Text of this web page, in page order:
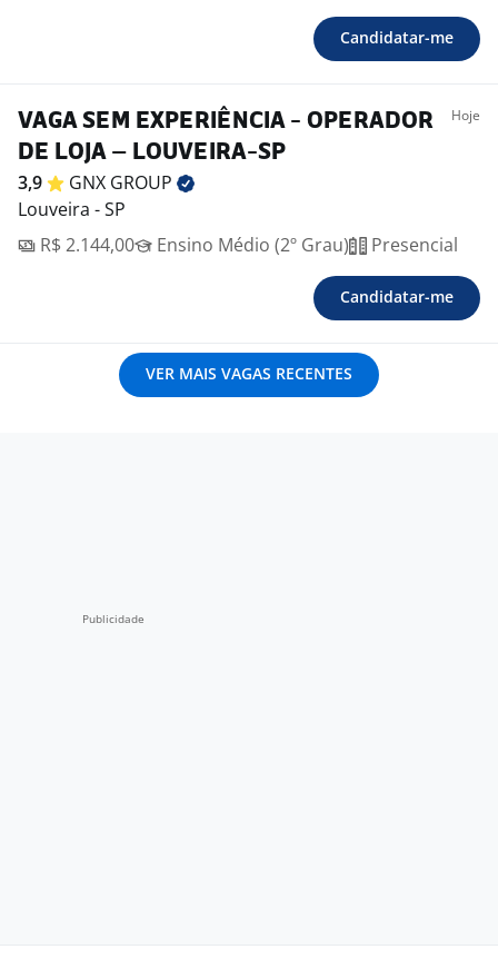
Candidatar-me
VAGA SEM EXPERIÊNCIA - OPERADOR
DE LOJA – LOUVEIRA-SP
Hoje
3,9 GNX GROUP
Louveira - SP
R$ 2.144,00
Ensino Médio (2º Grau) Presencial
Candidatar-me
VER MAIS VAGAS RECENTES